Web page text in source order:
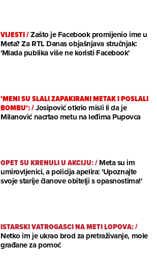
VIJESTI/Zašto je Facebook promijenio ime u
Meta? Za RTL Danas objašnjava stručnjak:
'Mlada publika više ne koristi Facebook'
'MENI SU SLALI ZAPAKIRANI METAK I POSLALI
BOMBU':/Josipović otkrio misli li da je
Milanović nacrtao metu na leđima Pupovca
OPET SU KRENULI U AKCIJU:/Meta su im
umirovljenici, a policija apelira: 'Upoznajte
svoje starije članove obitelji s opasnostima!'
ISTARSKI VATROGASCI NA METI LOPOVA:/
Netko im je ukrao brod za pretraživanje, mole
građane za pomoć